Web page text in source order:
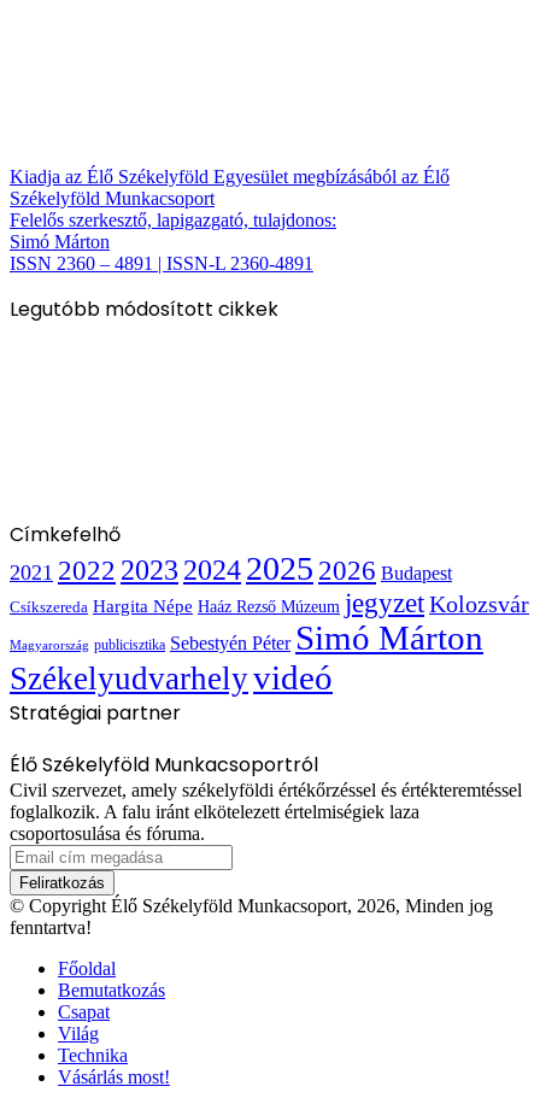
Kiadja az Élő Székelyföld Egyesület megbízásából az Élő
Székelyföld Munkacsoport
Felelős szerkesztő, lapigazgató, tulajdonos:
Simó Márton
ISSN 2360 – 4891 | ISSN-L 2360-4891
Legutóbb módosított cikkek
Címkefelhő
2021 2022 2023 20242025 2026 Budapest
Csíkszereda Hargita Népe Haáz Rezső Múzeum jegyzetKolozsvár
Magyarország publicisztika Sebestyén Péter Simó Márton
Székelyudvarhelyvideó
Stratégiai partner
Élő Székelyföld Munkacsoportról
Civil szervezet, amely székelyföldi értékőrzéssel és értékteremtéssel
foglalkozik. A falu iránt elkötelezett értelmiségiek laza
csoportosulása és fóruma.
Email
cím
megadása
© Copyright Élő Székelyföld Munkacsoport, 2026, Minden jog
fenntartva!
Főoldal
Bemutatkozás
Csapat
Világ
Technika
Vásárlás most!